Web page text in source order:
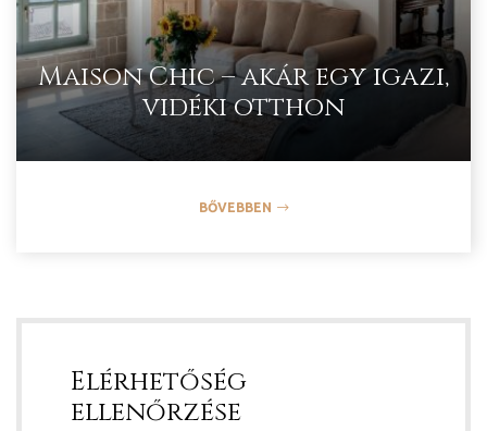
Maison Chic – akár egy igazi,
vidéki otthon
BŐVEBBEN
Elérhetőség
ellenőrzése